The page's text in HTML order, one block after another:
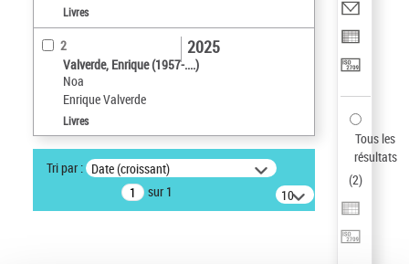
Livres
2
Valverde, Enrique (1957-....)
Noa
Enrique Valverde
2025
Livres
Tri par : Date (croissant)
sur 1
10
résultats/page
Tous les
résultats
(2)